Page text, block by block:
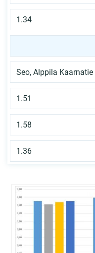
1.34
Seo, Alppila Kaarnatie
1.51
1.58
1.36